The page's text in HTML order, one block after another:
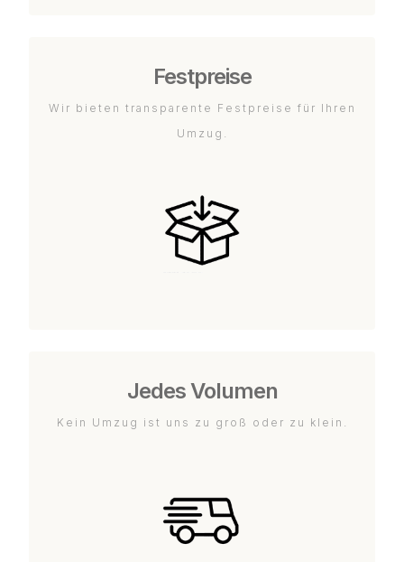
Festpreise
Wir bieten transparente Festpreise für Ihren
Umzug.
Jedes Volumen
Kein Umzug ist uns zu groß oder zu klein.